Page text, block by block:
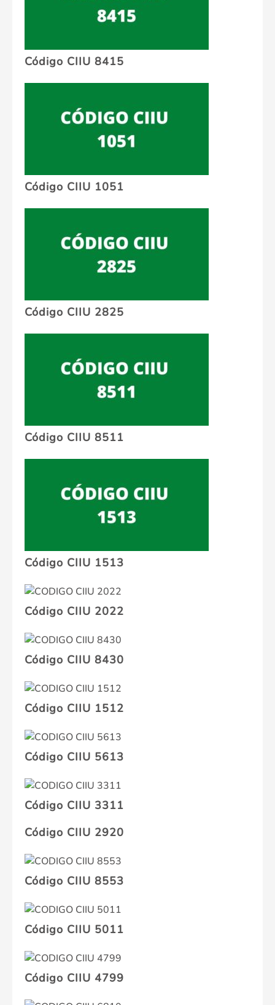
Código CIIU 8415
Código CIIU 1051
Código CIIU 2825
Código CIIU 8511
Código CIIU 1513
Código CIIU 2022
Código CIIU 8430
Código CIIU 1512
Código CIIU 5613
Código CIIU 3311
Código CIIU 2920
Código CIIU 8553
Código CIIU 5011
Código CIIU 4799